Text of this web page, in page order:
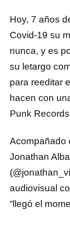
Hoy, 7 años
Covid-19 su
nunca, y es
su letargo
para reeditar
hacen con
Punk
Acompañado
Jonathan
audiovisual
“llegó el